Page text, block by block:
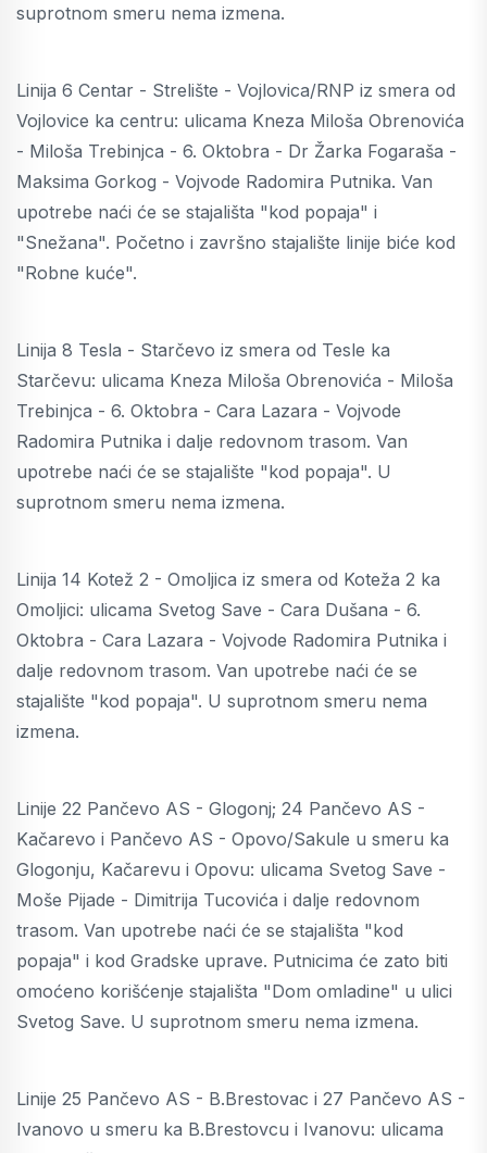
suprotnom smeru nema izmena.
Linija 6 Centar - Strelište - Vojlovica/RNP iz smera od
Vojlovice ka centru: ulicama Kneza Miloša Obrenovića
- Miloša Trebinjca - 6. Oktobra - Dr Žarka Fogaraša -
Maksima Gorkog - Vojvode Radomira Putnika. Van
upotrebe naći će se stajališta "kod popaja" i
"Snežana". Početno i završno stajalište linije biće kod
"Robne kuće".
Linija 8 Tesla - Starčevo iz smera od Tesle ka
Starčevu: ulicama Kneza Miloša Obrenovića - Miloša
Trebinjca - 6. Oktobra - Cara Lazara - Vojvode
Radomira Putnika i dalje redovnom trasom. Van
upotrebe naći će se stajalište "kod popaja". U
suprotnom smeru nema izmena.
Linija 14 Kotež 2 - Omoljica iz smera od Koteža 2 ka
Omoljici: ulicama Svetog Save - Cara Dušana - 6.
Oktobra - Cara Lazara - Vojvode Radomira Putnika i
dalje redovnom trasom. Van upotrebe naći će se
stajalište "kod popaja". U suprotnom smeru nema
izmena.
Linije 22 Pančevo AS - Glogonj; 24 Pančevo AS -
Kačarevo i Pančevo AS - Opovo/Sakule u smeru ka
Glogonju, Kačarevu i Opovu: ulicama Svetog Save -
Moše Pijade - Dimitrija Tucovića i dalje redovnom
trasom. Van upotrebe naći će se stajališta "kod
popaja" i kod Gradske uprave. Putnicima će zato biti
omoćeno korišćenje stajališta "Dom omladine" u ulici
Svetog Save. U suprotnom smeru nema izmena.
Linije 25 Pančevo AS - B.Brestovac i 27 Pančevo AS -
Ivanovo u smeru ka B.Brestovcu i Ivanovu: ulicama